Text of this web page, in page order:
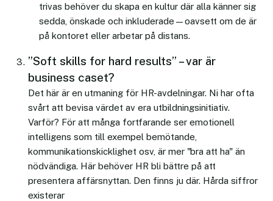
trivas behöver du skapa en kultur där alla känner sig
sedda, önskade och inkluderade—oavsett om de är
på kontoret eller arbetar på distans.
”Soft skills for hard results” – var är
business caset?
Det här är en utmaning för HR-avdelningar. Ni har ofta
svårt att bevisa värdet av era utbildningsinitiativ.
Varför? För att många fortfarande ser emotionell
intelligens som till exempel bemötande,
kommunikationskicklighet osv, är mer "bra att ha" än
nödvändiga. Här behöver HR bli bättre på att
presentera affärsnyttan. Den finns ju där. Hårda siffror
existerar